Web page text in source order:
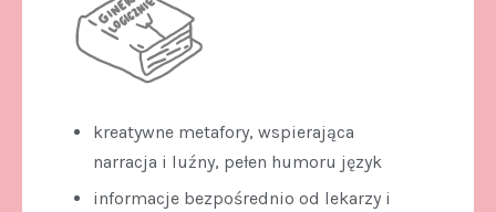
kreatywne metafory, wspierająca
narracja i luźny, pełen humoru język
informacje bezpośrednio od lekarzy i